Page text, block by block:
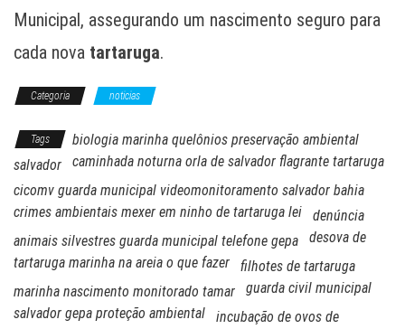
Municipal, assegurando um nascimento seguro para
cada nova tartaruga.
Categoria noticias
Tags
biologia marinha quelônios preservação ambiental
salvador
caminhada noturna orla de salvador flagrante tartaruga
cicomv guarda municipal videomonitoramento salvador bahia
crimes ambientais mexer em ninho de tartaruga lei
denúncia
animais silvestres guarda municipal telefone gepa
desova de
tartaruga marinha na areia o que fazer
filhotes de tartaruga
marinha nascimento monitorado tamar
guarda civil municipal
salvador gepa proteção ambiental
incubação de ovos de